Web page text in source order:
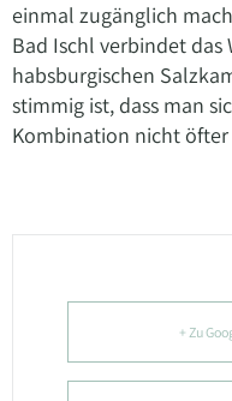
einmal zugänglich
Bad Ischl verbindet das
habsburgischen
stimmig ist, dass man
Kombination nicht
+ Zu